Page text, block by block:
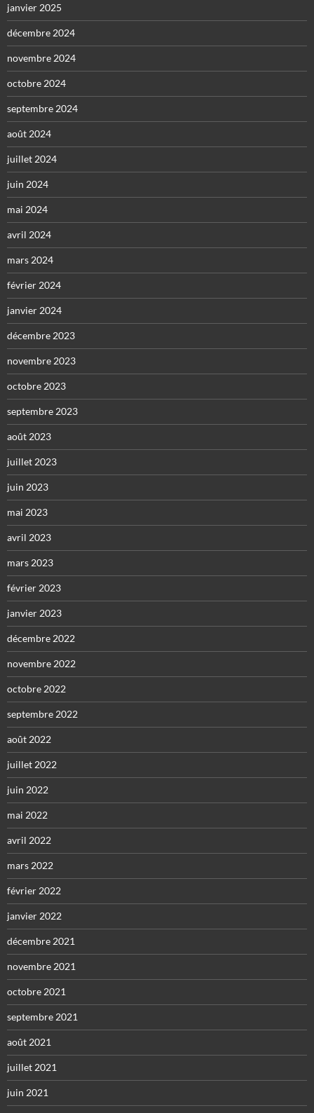
janvier 2025
décembre 2024
novembre 2024
octobre 2024
septembre 2024
août 2024
juillet 2024
juin 2024
mai 2024
avril 2024
mars 2024
février 2024
janvier 2024
décembre 2023
novembre 2023
octobre 2023
septembre 2023
août 2023
juillet 2023
juin 2023
mai 2023
avril 2023
mars 2023
février 2023
janvier 2023
décembre 2022
novembre 2022
octobre 2022
septembre 2022
août 2022
juillet 2022
juin 2022
mai 2022
avril 2022
mars 2022
février 2022
janvier 2022
décembre 2021
novembre 2021
octobre 2021
septembre 2021
août 2021
juillet 2021
juin 2021